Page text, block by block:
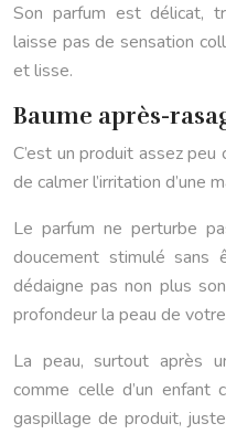
Son parfum est délicat,
laisse pas de sensation
et lisse.
Baume après-
C’est un produit assez
de calmer l’irritation d’une
Le parfum ne perturbe
doucement stimulé
dédaigne pas non plus
profondeur la peau de
La peau, surtout après
comme celle d’un
gaspillage de produit,